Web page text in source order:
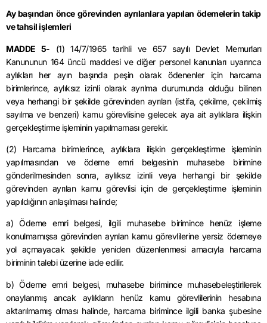
Ay başından önce görevinden ayrılanlara yapılan ödemelerin takip
ve tahsil işlemleri
MADDE 5- (1) 14/7/1965 tarihli ve 657 sayılı Devlet Memurları
Kanununun 164 üncü maddesi ve diğer personel kanunları uyarınca
aylıkları her ayın başında peşin olarak ödenenler için harcama
birimlerince, aylıksız izinli olarak ayrılma durumunda olduğu bilinen
veya herhangi bir şekilde görevinden ayrılan (istifa, çekilme, çekilmiş
sayılma ve benzeri) kamu görevlisine gelecek aya ait aylıklara ilişkin
gerçekleştirme işleminin yapılmaması gerekir.
(2) Harcama birimlerince, aylıklara ilişkin gerçekleştirme işleminin
yapılmasından ve ödeme emri belgesinin muhasebe birimine
gönderilmesinden sonra, aylıksız izinli veya herhangi bir şekilde
görevinden ayrılan kamu görevlisi için de gerçekleştirme işleminin
yapıldığının anlaşılması halinde;
a) Ödeme emri belgesi, ilgili muhasebe birimince henüz işleme
konulmamışsa görevinden ayrılan kamu görevlilerine yersiz ödemeye
yol açmayacak şekilde yeniden düzenlenmesi amacıyla harcama
biriminin talebi üzerine iade edilir.
b) Ödeme emri belgesi, muhasebe birimince muhasebeleştirilerek
onaylanmış ancak aylıkların henüz kamu görevlilerinin hesabına
aktarılmamış olması halinde, harcama birimince ilgili banka şubesine